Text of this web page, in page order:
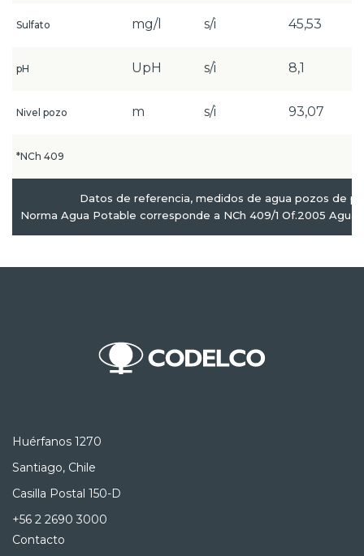
Sulfato mg/l s/i 45,53
pH UpH s/i 8,1
Nivel pozo m s/i 93,07
*NCh 409
Datos de referencia, medidos de agua pozos de
Norma Agua Potable corresponde a NCh 409/1 Of.2005
Huérfanos 1270
Santiago, Chile
Casilla Postal 150-D
+56 2 2690 3000
Contacto